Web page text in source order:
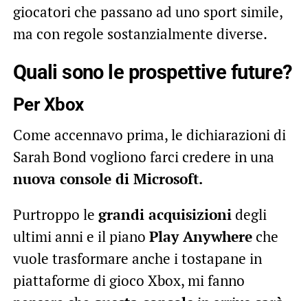
giocatori che passano ad uno sport simile,
ma con regole sostanzialmente diverse.
Quali sono le prospettive future?
Per Xbox
Come accennavo prima, le dichiarazioni di
Sarah Bond vogliono farci credere in una
nuova console di Microsoft.
Purtroppo le grandi acquisizioni degli
ultimi anni e il piano Play Anywhereche
vuole trasformare anche i tostapane in
piattaforme di gioco Xbox, mi fanno